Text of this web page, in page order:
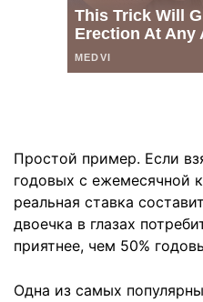
Простой пример. Если
годовых с ежемесячной
реальная ставка
двоечка в глазах
приятнее, чем 50%
Одна из самых